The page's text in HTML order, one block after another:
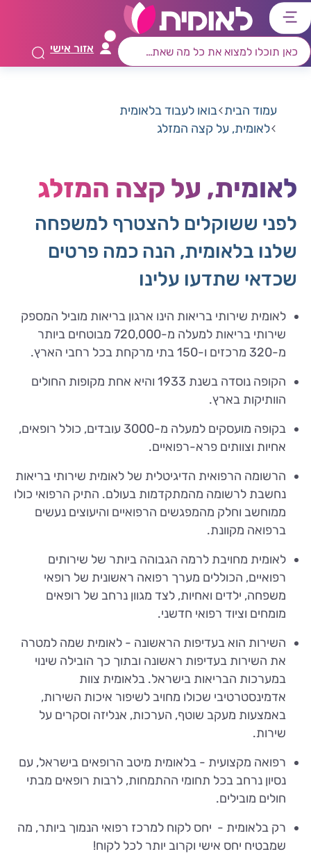
דלג
לתפריט
ראשי
דלג
לרכיב
חיפוש
דלג
לתוכן
מרכזי
דלג
לאזור
קישורים
אזור אישי
עמוד הבית בואו לעבוד בלאומית
לאומית, על קצה המזלג
לאומית, על קצה המזלג
לפני ששוקלים להצטרף למשפחה
שלנו בלאומית, הנה כמה פרטים
שכדאי שתדעו עלינו
לאומית שירותי בריאות הינו ארגון בריאות מוביל המספק
שירותי בריאות למעלה מ-720,000 מבוטחים ביותר
מ-320 מרכזים ו-150 בתי מרקחת בכל רחבי הארץ.
הקופה נוסדה בשנת 1933 והיא אחת מקופות החולים
הוותיקות בארץ.
בקופה מועסקים למעלה מ-3000 עובדים, כולל רופאים,
אחיות וצוותים פרא-רפואיים.
הרשומה הרפואית הדיגיטלית של לאומית שירותי בריאות
נחשבת לרשומה מהמתקדמות בעולם. התיק הרפואי כולו
ממוחשב וחלק מהמפגשים הרפואיים והיעוצים נעשים
ברפואה מקוונת.
לאומית מחויבת לרמה הגבוהה ביותר של שירותים
רפואיים, הכוללים מערך רפואה ראשונית של רופאי
משפחה, ילדים ואחיות, לצד מגוון נרחב של רופאים
מומחים וציוד רפואי חדשני.
השירות הוא בעדיפות הראשונה - לאומית שמה למטרה
את השירות בעדיפות ראשונה ובתוך כך הובילה שינוי
במערכות הבריאות בישראל. בלאומית צוות
אדמינסטרטיבי שכולו מחויב לשיפור איכות השירות,
באמצעות מעקב שוטף, הערכות, אנליזה וסקרים על
שירות.
רפואה מקצועית - בלאומית מיטב הרופאים בישראל, עם
נסיון נרחב בכל תחומי ההתמחות, לרבות רופאים מבתי
חולים מובילים.
רק בלאומית - יחס לקוח למרכז רפואי הנמוך ביותר, מה
שמבטיח יחס אישי וקרוב יותר לכל לקוח!